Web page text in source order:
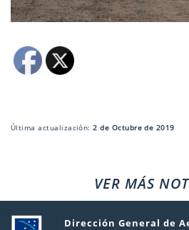
Última actualización:2 de Octubre de 2019
VER MÁS
Dirección General de